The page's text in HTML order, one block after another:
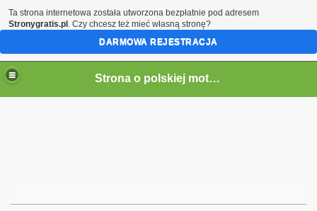
Strona o polskiej motoryzacji
Ta strona internetowa została utworzona bezpłatnie pod adresem
Stronygratis.pl . Czy chcesz też mieć własną stronę?
DARMOWA REJESTRACJA